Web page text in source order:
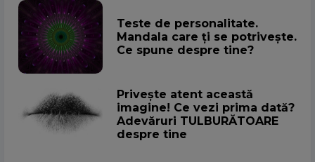
Teste de personalitate.
Mandala care ți se potrivește.
Ce spune despre tine?
Privește atent această
imagine! Ce vezi prima dată?
Adevăruri TULBURĂTOARE
despre tine